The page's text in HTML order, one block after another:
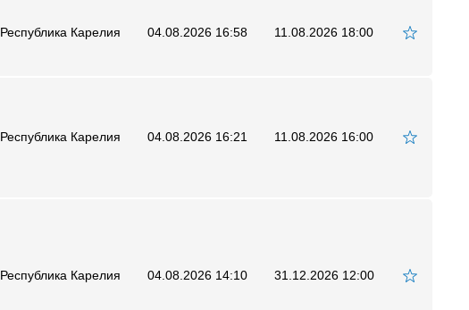
Республика Карелия 04.08.2026 16:58 11.08.2026 18:00
Республика Карелия 04.08.2026 16:21 11.08.2026 16:00
Республика Карелия 04.08.2026 14:10 31.12.2026 12:00